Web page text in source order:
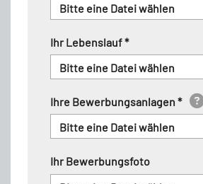
Bitte eine Datei wählen
Ihr Lebenslauf *
Bitte eine Datei wählen
Ihre Bewerbungsanlagen *
Bitte eine Datei wählen
Ihr Bewerbungsfoto